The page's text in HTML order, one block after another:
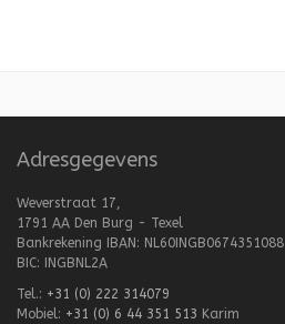
Adresgegevens
Weverstraat 17,
1791 AA Den Burg - Texel
Bankrekening IBAN: NL60INGB0674351088
BIC: INGBNL2A
Tel.: +31 (0) 222 314079
Mobiel: +31 (0) 6 44 351 513 Karim